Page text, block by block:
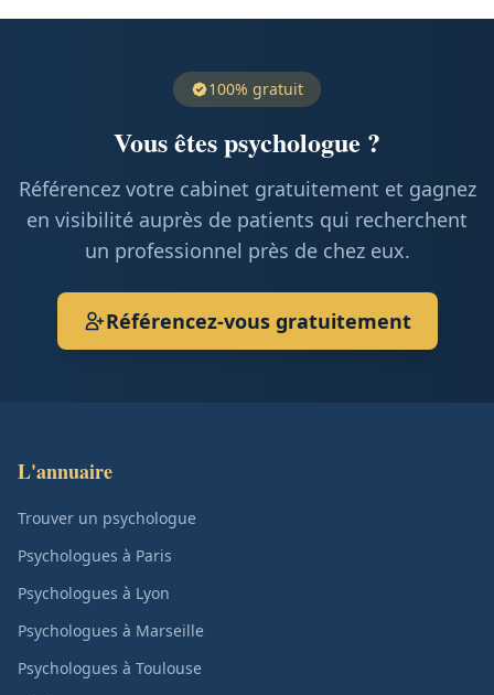
100% gratuit
Vous êtes psychologue ?
Référencez votre cabinet gratuitement et gagnez
en visibilité auprès de patients qui recherchent
un professionnel près de chez eux.
Référencez-vous gratuitement
L'annuaire
Trouver un psychologue
Psychologues à Paris
Psychologues à Lyon
Psychologues à Marseille
Psychologues à Toulouse